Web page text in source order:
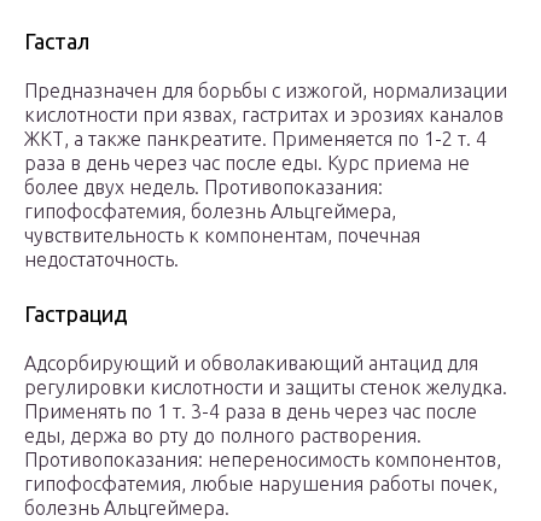
Гастал
Предназначен для борьбы с изжогой, нормализации
кислотности при язвах, гастритах и эрозиях каналов
ЖКТ, а также панкреатите. Применяется по 1-2 т. 4
раза в день через час после еды. Курс приема не
более двух недель. Противопоказания:
гипофосфатемия, болезнь Альцгеймера,
чувствительность к компонентам, почечная
недостаточность.
Гастрацид
Адсорбирующий и обволакивающий антацид для
регулировки кислотности и защиты стенок желудка.
Применять по 1 т. 3-4 раза в день через час после
еды, держа во рту до полного растворения.
Противопоказания: непереносимость компонентов,
гипофосфатемия, любые нарушения работы почек,
болезнь Альцгеймера.